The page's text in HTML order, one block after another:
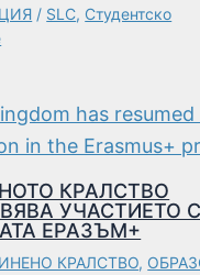
/ SLC, Студентско
КРАЛСТВО
УЧАСТИЕТО
ЕРАЗЪМ+
КРАЛСТВО,